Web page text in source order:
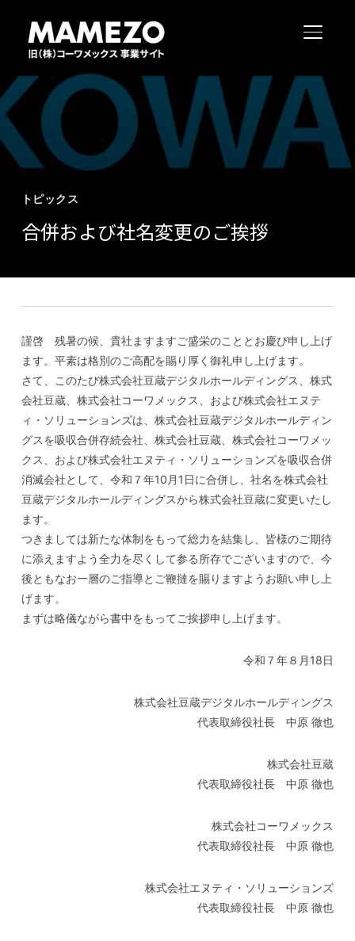
サイド
トピックス
合併および社名変更のご挨拶
謹啓 残暑の候、貴社ますますご盛栄のこととお慶び申し上げ
ます。平素は格別のご高配を賜り厚く御礼申し上げます。
さて、このたび株式会社豆蔵デジタルホールディングス、株式
会社豆蔵、株式会社コーワメックス、および株式会社エヌテ
ィ・ソリューションズは、株式会社豆蔵デジタルホールディン
グスを吸収合併存続会社、株式会社豆蔵、株式会社コーワメッ
クス、および株式会社エヌティ・ソリューションズを吸収合併
消滅会社として、令和７年10月1日に合併し、社名を株式会社
豆蔵デジタルホールディングスから株式会社豆蔵に変更いたし
ます。
つきましては新たな体制をもって総力を結集し、皆様のご期待
に添えますよう全力を尽くして参る所存でございますので、今
後ともなお一層のご指導とご鞭撻を賜りますようお願い申し上
げます。
まずは略儀ながら書中をもってご挨拶申し上げます。
令和７年８月18日
株式会社豆蔵デジタルホールディングス
代表取締役社長 中原 徹也
株式会社豆蔵
代表取締役社長 中原 徹也
株式会社コーワメックス
代表取締役社長 中原 徹也
株式会社エヌティ・ソリューションズ
代表取締役社長 中原 徹也